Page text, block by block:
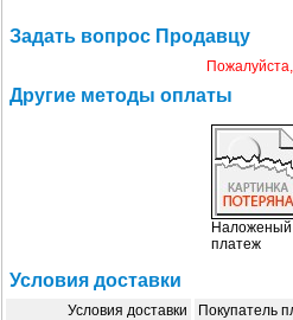
Задать вопрос Продавцу
Другие методы оплаты
Наложеный
платеж
Условия доставки
Условия доставки
Покупатель